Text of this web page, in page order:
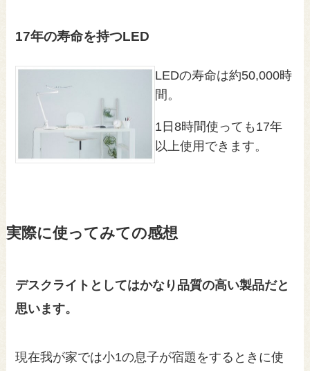
17年の寿命を持つLED
LEDの寿命は約50,000時
間。
1日8時間使っても17年
以上使用できます。
実際に使ってみての感想
デスクライトとしてはかなり品質の高い製品だと
思います。
現在我が家では小1の息子が宿題をするときに使